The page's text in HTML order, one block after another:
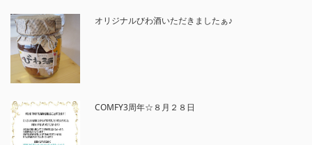
オリジナルびわ酒いただきましたぁ♪
COMFY3周年☆８月２８日